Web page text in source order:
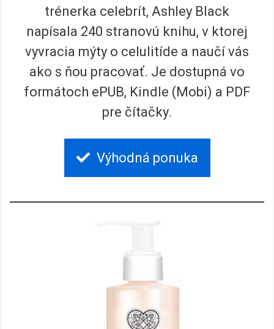
trénerka celebrít, Ashley Black
napísala 240 stranovú knihu, v ktorej
vyvracia mýty o celulitíde a naučí vás
ako s ňou pracovať. Je dostupná vo
formátoch ePUB, Kindle (Mobi) a PDF
pre čítačky.
Výhodná ponuka